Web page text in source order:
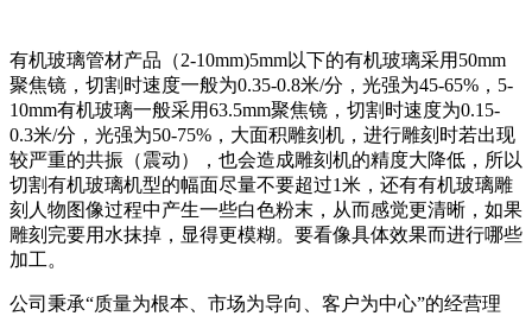
有机玻璃管材产品（2-10mm)5mm以下的有机玻璃采用50mm
聚焦镜，切割时速度一般为0.35-0.8米/分，光强为45-65%，5-
10mm有机玻璃一般采用63.5mm聚焦镜，切割时速度为0.15-
0.3米/分，光强为50-75%，大面积雕刻机，进行雕刻时若出现
较严重的共振（震动），也会造成雕刻机的精度大降低，所以
切割有机玻璃机型的幅面尽量不要超过1米，还有有机玻璃雕
刻人物图像过程中产生一些白色粉末，从而感觉更清晰，如果
雕刻完要用水抹掉，显得更模糊。要看像具体效果而进行哪些
加工。
公司秉承“质量为根本、市场为导向、客户为中心”的经营理